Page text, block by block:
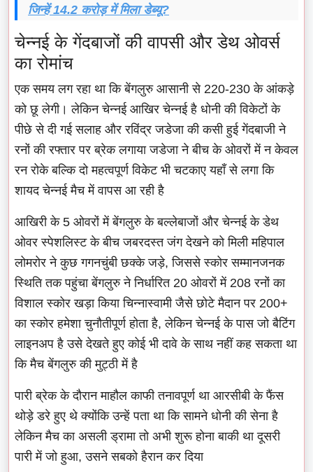
जिन्हें 14.2 करोड़ में मिला डेब्यू?
चेन्नई के गेंदबाजों की वापसी और डेथ ओवर्स
का रोमांच
एक समय लग रहा था कि बेंगलुरु आसानी से 220-230 के आंकड़े
को छू लेगी। लेकिन चेन्नई आखिर चेन्नई है धोनी की विकेटों के
पीछे से दी गई सलाह और रविंद्र जडेजा की कसी हुई गेंदबाजी ने
रनों की रफ्तार पर ब्रेक लगाया जडेजा ने बीच के ओवरों में न केवल
रन रोके बल्कि दो महत्वपूर्ण विकेट भी चटकाए यहाँ से लगा कि
शायद चेन्नई मैच में वापस आ रही है
आखिरी के 5 ओवरों में बेंगलुरु के बल्लेबाजों और चेन्नई के डेथ
ओवर स्पेशलिस्ट के बीच जबरदस्त जंग देखने को मिली महिपाल
लोमरोर ने कुछ गगनचुंबी छक्के जड़े, जिससे स्कोर सम्मानजनक
स्थिति तक पहुंचा बेंगलुरु ने निर्धारित 20 ओवरों में 208 रनों का
विशाल स्कोर खड़ा किया चिन्नास्वामी जैसे छोटे मैदान पर 200+
का स्कोर हमेशा चुनौतीपूर्ण होता है, लेकिन चेन्नई के पास जो बैटिंग
लाइनअप है उसे देखते हुए कोई भी दावे के साथ नहीं कह सकता था
कि मैच बेंगलुरु की मुट्ठी में है
पारी ब्रेक के दौरान माहौल काफी तनावपूर्ण था आरसीबी के फैंस
थोड़े डरे हुए थे क्योंकि उन्हें पता था कि सामने धोनी की सेना है
लेकिन मैच का असली ड्रामा तो अभी शुरू होना बाकी था दूसरी
पारी में जो हुआ, उसने सबको हैरान कर दिया